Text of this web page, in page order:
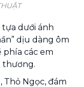
tựa dưới ánh
dịu dàng ôm
phía các em
thương.
Thỏ Ngọc, đám